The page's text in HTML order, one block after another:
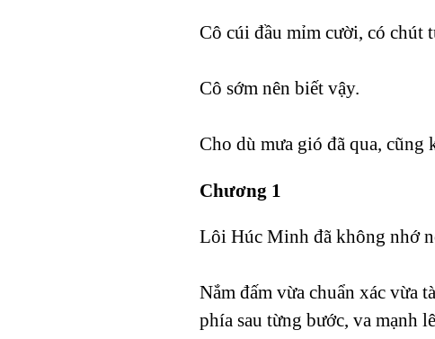
Cô cúi đầu mỉm cười, có chút
Cô sớm nên biết vậy.
Cho dù mưa gió đã qua, cũng
Chương 1
Lôi Húc Minh đã không nhớ
Nắm đấm vừa chuẩn xác vừa
phía sau từng bước, va mạnh